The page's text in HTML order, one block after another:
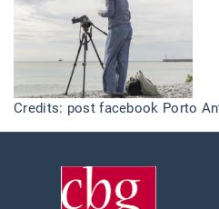
Credits: post facebook Porto